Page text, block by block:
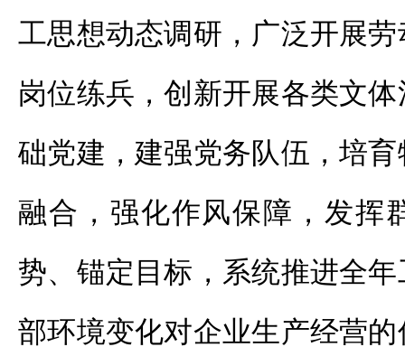
工思想动态调研，广泛开展
岗位练兵，创新开展各类文
础党建，建强党务队伍，培
融合，强化作风保障，发挥
势、锚定目标，系统推进全
部环境变化对企业生产经营